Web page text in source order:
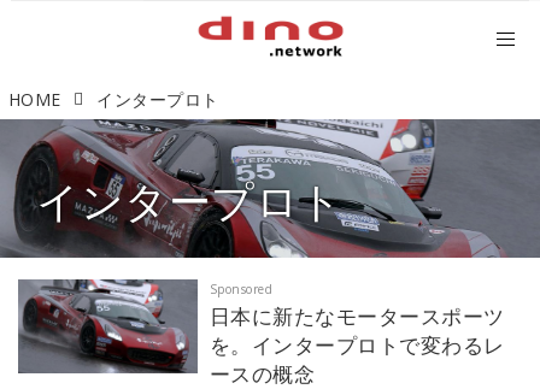
HOME インタープロト
インタープロト
日本に新たなモータースポーツ
を。インタープロトで変わるレ
ースの概念